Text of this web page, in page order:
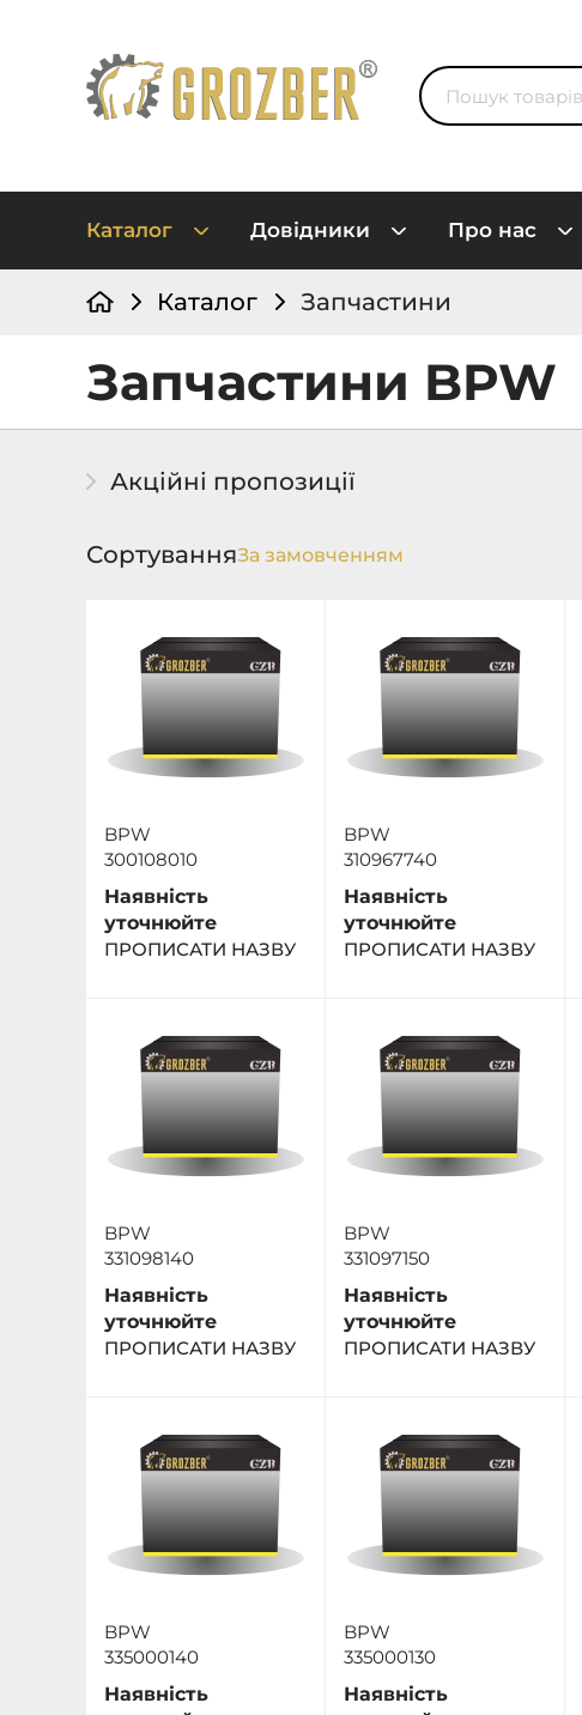
Каталог Довідники Про нас
Каталог Запчастини
Запчастини BPW
Акційні пропозиції
Сортування
BPW
300108010
Наявність
уточнюйте
ПРОПИСАТИ НАЗВУ
BPW
310967740
Наявність
уточнюйте
ПРОПИСАТИ НАЗВУ
BPW
331098140
Наявність
уточнюйте
ПРОПИСАТИ НАЗВУ
BPW
331097150
Наявність
уточнюйте
ПРОПИСАТИ НАЗВУ
BPW
335000140
Наявність
BPW
335000130
Наявність